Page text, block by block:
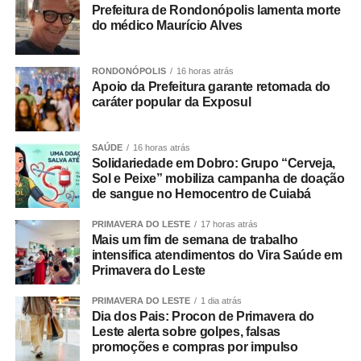
Durante toda a atividade haverá brincadeiras, interação e
sorteio de brindes.
proporcionar um momento em família. Muitos pais
brincavam de pipa quando eram crianças e agora terão a
oportunidade de reviver essa lembrança ao lado dos
filhos. A oficina resgata essa tradição, fortalece os
vínculos familiares e mostra que a pipa também é cultura,
educação e esporte”, destaca Gringo.
Da infância humilde ao trabalho que transformou vidas, a
história de Gringo Pipas começou quando ele tinha
apenas quatro anos de idade. Fascinado pelas pipas,
aprendeu cedo a confeccioná-las e, aos dez anos, já
produzia modelos para vender de porta em porta. O que
começou como uma brincadeira de infância logo se
Prefeitura de Rondonópolis lamenta morte
do médico Maurício Alves
RONDONÓPOLIS 16 horas atrás
Apoio da Prefeitura garante retomada do
caráter popular da Exposul
SAÚDE 16 horas atrás
Solidariedade em Dobro: Grupo “Cerveja,
Sol e Peixe” mobiliza campanha de doação
de sangue no Hemocentro de Cuiabá
PRIMAVERA DO LESTE 17 horas atrás
Mais um fim de semana de trabalho
intensifica atendimentos do Vira Saúde em
Primavera do Leste
PRIMAVERA DO LESTE 1 dia atrás
Dia dos Pais: Procon de Primavera do
Leste alerta sobre golpes, falsas
promoções e compras por impulso